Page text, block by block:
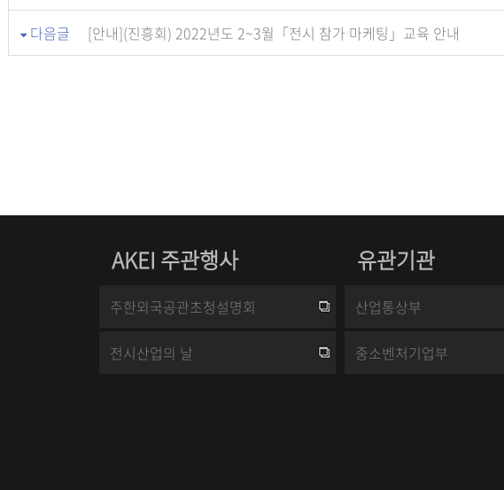
다음글 [안내](진흥회) 2022년도 2~3월「전시 참가 마케팅」교육 안내
AKEI 주관행사 유관기관
주한외국공관초청설명회
전시산업의 날
산업통상부
중소벤처기업부